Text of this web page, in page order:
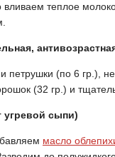
теплое
петрушки (по 6 гр.),
(32 гр.) и
сыпи)
масло